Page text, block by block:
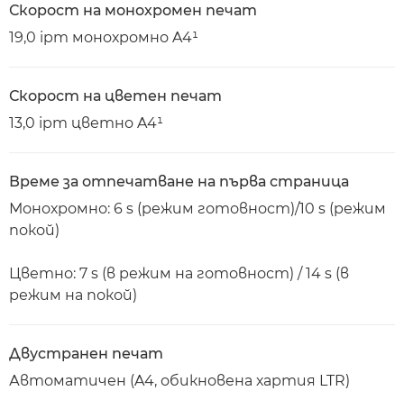
Скорост на монохромен печат
19,0 ipm монохромно A4¹
Скорост на цветен печат
13,0 ipm цветно A4¹
Време за отпечатване на първа страница
Монохромно: 6 s (режим готовност)/10 s (режим
покой)
Цветно: 7 s (в режим на готовност) / 14 s (в
режим на покой)
Двустранен печат
Автоматичен (A4, обикновена хартия LTR)